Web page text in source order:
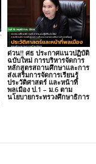
ด่วน!! ศธ ประกาศแนวปฏิบัติ
ฉบับใหม่ การบริหารจัดการ
หลักสูตรสถานศึกษาและการ
ส่งเสริมการจัดการเรียนรู้
ประวัติศาสตร์ และหน้าที่
พลเมือง ป.1 – ม.6 ตาม
นโยบายกระทรวงศึกษาธิการ